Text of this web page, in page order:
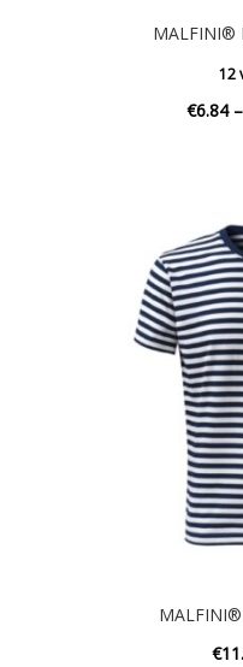
MALFINI®
12
€6.84 –
€